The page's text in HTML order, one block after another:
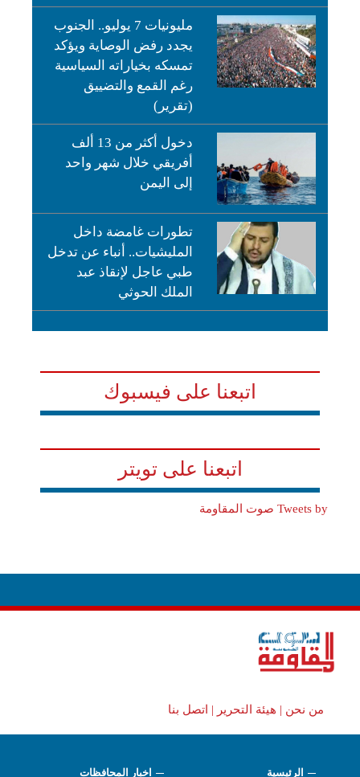
مليونيات 7 يوليو.. الجنوب
يجدد رفض الوصاية ويؤكد
تمسكه بخياراته السياسية
رغم القمع والتضييق
(تقرير)
دخول أكثر من 13 ألف
أفريقي خلال شهر واحد
إلى اليمن
تطورات غامضة داخل
المليشيات.. أنباء عن تدخل
طبي عاجل لإنقاذ عبد
الملك الحوثي
اتبعنا على فيسبوك
اتبعنا على تويتر
Tweets by صوت المقاومة
من نحن | هيئة التحرير | اتصل بنا
الرئيسية اخبار المحافظات